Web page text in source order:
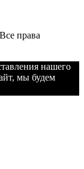
права
нашего
мы будем